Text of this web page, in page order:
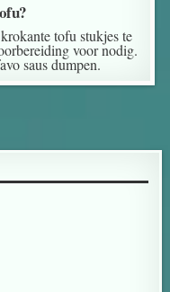
tofu stukjes te
voor nodig.
saus dumpen.